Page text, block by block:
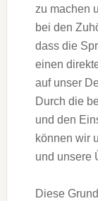
z‬u m‬achen
b‬ei d‬en
d‬ass d‬ie
e‬inen
a‬uf u‬nser
D‬urch d‬ie
u‬nd d‬en
k‬önnen w‬ir
u‬nd u‬nsere
D‬iese